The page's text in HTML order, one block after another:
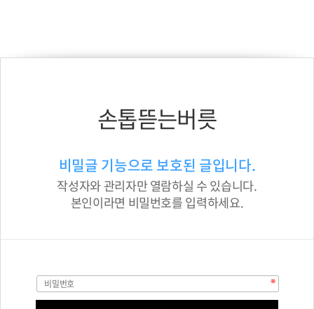
손톱뜯는버릇
비밀글 기능으로 보호된 글입니다.
작성자와 관리자만 열람하실 수 있습니다.
본인이라면 비밀번호를 입력하세요.